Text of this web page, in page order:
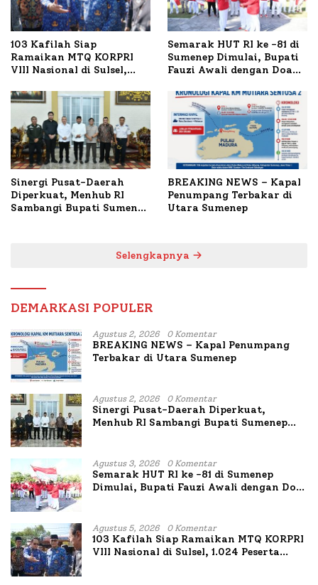
103 Kafilah Siap
Ramaikan MTQ KORPRI
VIII Nasional di Sulsel,
Semarak HUT RI ke -81 di
Sumenep Dimulai, Bupati
Fauzi Awali dengan Doa
Terbakar
Sinergi Pusat-Daerah
Diperkuat, Menhub RI
Sambangi Bupati Sumenep
BREAKING NEWS – Kapal
Penumpang Terbakar di
Utara Sumenep
Selengkapnya
DEMARKASI POPULER
Agustus 2, 2026 0 Komentar
BREAKING NEWS – Kapal Penumpang
Terbakar di Utara Sumenep
Agustus 2, 2026 0 Komentar
Sinergi Pusat-Daerah Diperkuat,
Menhub RI Sambangi Bupati Sumenep
Agustus 3, 2026 0 Komentar
Semarak HUT RI ke -81 di Sumenep
Dimulai, Bupati Fauzi Awali dengan Doa
Agustus 5, 2026 0 Komentar
103 Kafilah Siap Ramaikan MTQ KORPRI
VIII Nasional di Sulsel, 1.024 Peserta